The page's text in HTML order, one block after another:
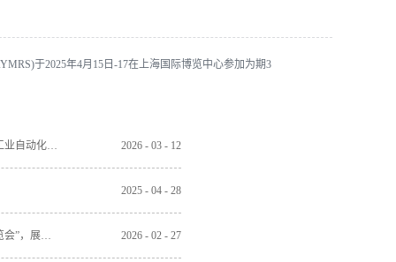
于2025年4月15日-17在上海国际博览中心参加为期3
宝岩电气（BAYMRS)于2026年3月12日-15在合肥滨湖国际会展中心参加为期4天的“2026合肥国际工业自动化暨机器人展览会”，展位号：4馆A7，欢迎各位莅临指导！ 2026 - 03 - 12
2025 - 04 - 28
宝岩电气（BAYMRS)于2026年3月11日-13在中国西部国际博览城参加为期3天的“成都国际工业博览会”，展位号：15H-B063，欢迎各位莅临指导！ 2026 - 02 - 27